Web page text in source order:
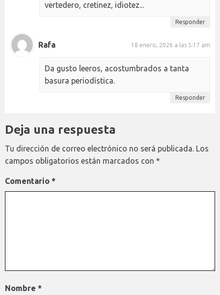
vertedero, cretinez, idiotez...
Responder
Rafa 18 enero, 2026 a las 5:17 am
Da gusto leeros, acostumbrados a tanta
basura periodística.
Responder
Deja una respuesta
Tu dirección de correo electrónico no será publicada. Los
campos obligatorios están marcados con *
Comentario *
Nombre *